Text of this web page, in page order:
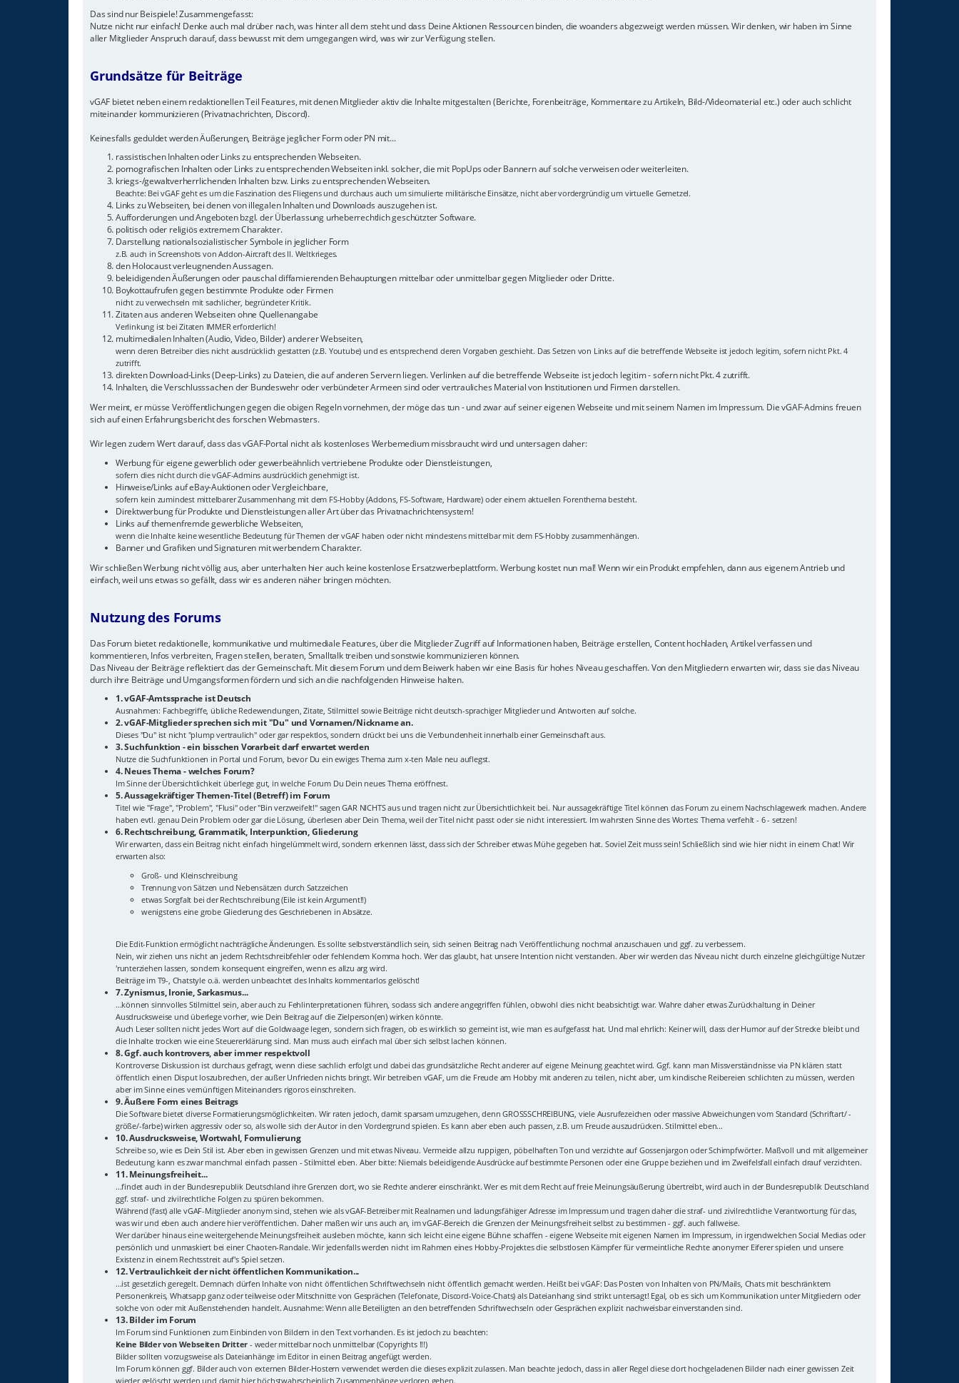
Das sind nur Beispiele! Zusammengefasst:
Nutze nicht nur einfach! Denke auch mal drüber nach, was hinter all dem steht und dass Deine Aktionen Ressourcen binden, die woanders abgezweigt werden müssen. Wir denken, wir haben im Sinne
aller Mitglieder Anspruch darauf, dass bewusst mit dem umgegangen wird, was wir zur Verfügung stellen.
Grundsätze für Beiträge
vGAF bietet neben einem redaktionellen Teil Features, mit denen Mitglieder aktiv die Inhalte mitgestalten (Berichte, Forenbeiträge, Kommentare zu Artikeln, Bild-/Videomaterial etc.) oder auch schlicht
miteinander kommunizieren (Privatnachrichten, Discord).
Keinesfalls geduldet werden Äußerungen, Beiträge jeglicher Form oder PN mit...
rassistischen Inhalten oder Links zu entsprechenden Webseiten.
pornografischen Inhalten oder Links zu entsprechenden Webseiten inkl. solcher, die mit PopUps oder Bannern auf solche verweisen oder weiterleiten.
kriegs-/gewaltverherrlichenden Inhalten bzw. Links zu entsprechenden Webseiten.
Beachte: Bei vGAF geht es um die Faszination des Fliegens und durchaus auch um simulierte militärische Einsätze, nicht aber vordergründig um virtuelle Gemetzel.
Links zu Webseiten, bei denen von illegalen Inhalten und Downloads auszugehen ist.
Aufforderungen und Angeboten bzgl. der Überlassung urheberrechtlich geschützter Software.
politisch oder religiös extremem Charakter.
Darstellung nationalsozialistischer Symbole in jeglicher Form
z.B. auch in Screenshots von Addon-Aircraft des II. Weltkrieges.
den Holocaust verleugnenden Aussagen.
beleidigenden Äußerungen oder pauschal diffamierenden Behauptungen mittelbar oder unmittelbar gegen Mitglieder oder Dritte.
Boykottaufrufen gegen bestimmte Produkte oder Firmen
nicht zu verwechseln mit sachlicher, begründeter Kritik.
Zitaten aus anderen Webseiten ohne Quellenangabe
Verlinkung ist bei Zitaten IMMER erforderlich!
multimedialen Inhalten (Audio, Video, Bilder) anderer Webseiten,
wenn deren Betreiber dies nicht ausdrücklich gestatten (z.B. Youtube) und es entsprechend deren Vorgaben geschieht. Das Setzen von Links auf die betreffende Webseite ist jedoch legitim, sofern nicht Pkt. 4
zutrifft.
direkten Download-Links (Deep-Links) zu Dateien, die auf anderen Servern liegen. Verlinken auf die betreffende Webseite ist jedoch legitim - sofern nicht Pkt. 4 zutrifft.
Inhalten, die Verschlusssachen der Bundeswehr oder verbündeter Armeen sind oder vertrauliches Material von Institutionen und Firmen darstellen.
Wer meint, er müsse Veröffentlichungen gegen die obigen Regeln vornehmen, der möge das tun - und zwar auf seiner eigenen Webseite und mit seinem Namen im Impressum. Die vGAF-Admins freuen
sich auf einen Erfahrungsbericht des forschen Webmasters.
Wir legen zudem Wert darauf, dass das vGAF-Portal nicht als kostenloses Werbemedium missbraucht wird und untersagen daher:
Werbung für eigene gewerblich oder gewerbeähnlich vertriebene Produkte oder Dienstleistungen,
sofern dies nicht durch die vGAF-Admins ausdrücklich genehmigt ist.
Hinweise/Links auf eBay-Auktionen oder Vergleichbare,
sofern kein zumindest mittelbarer Zusammenhang mit dem FS-Hobby (Addons, FS-Software, Hardware) oder einem aktuellen Forenthema besteht.
Direktwerbung für Produkte und Dienstleistungen aller Art über das Privatnachrichtensystem!
Links auf themenfremde gewerbliche Webseiten,
wenn die Inhalte keine wesentliche Bedeutung für Themen der vGAF haben oder nicht mindestens mittelbar mit dem FS-Hobby zusammenhängen.
Banner und Grafiken und Signaturen mit werbendem Charakter.
Wir schließen Werbung nicht völlig aus, aber unterhalten hier auch keine kostenlose Ersatzwerbeplattform. Werbung kostet nun mal! Wenn wir ein Produkt empfehlen, dann aus eigenem Antrieb und
einfach, weil uns etwas so gefällt, dass wir es anderen näher bringen möchten.
Nutzung des Forums
Das Forum bietet redaktionelle, kommunikative und multimediale Features, über die Mitglieder Zugriff auf Informationen haben, Beiträge erstellen, Content hochladen, Artikel verfassen und
kommentieren, Infos verbreiten, Fragen stellen, beraten, Smalltalk treiben und sonstwie kommunizieren können.
Das Niveau der Beiträge reflektiert das der Gemeinschaft. Mit diesem Forum und dem Beiwerk haben wir eine Basis für hohes Niveau geschaffen. Von den Mitgliedern erwarten wir, dass sie das Niveau
durch ihre Beiträge und Umgangsformen fördern und sich an die nachfolgenden Hinweise halten.
1. vGAF-Amtssprache ist Deutsch
Ausnahmen: Fachbegriffe, übliche Redewendungen, Zitate, Stilmittel sowie Beiträge nicht deutsch-sprachiger Mitglieder und Antworten auf solche.
2. vGAF-Mitglieder sprechen sich mit "Du" und Vornamen/Nickname an.
Dieses "Du" ist nicht "plump vertraulich" oder gar respektlos, sondern drückt bei uns die Verbundenheit innerhalb einer Gemeinschaft aus.
3. Suchfunktion - ein bisschen Vorarbeit darf erwartet werden
Nutze die Suchfunktionen in Portal und Forum, bevor Du ein ewiges Thema zum x-ten Male neu auflegst.
4. Neues Thema - welches Forum?
Im Sinne der Übersichtlichkeit überlege gut, in welche Forum Du Dein neues Thema eröffnest.
5. Aussagekräftiger Themen-Titel (Betreff) im Forum
Titel wie "Frage", "Problem", "Flusi" oder "Bin verzweifelt!" sagen GAR NICHTS aus und tragen nicht zur Übersichtlichkeit bei. Nur aussagekräftige Titel können das Forum zu einem Nachschlagewerk machen. Andere
haben evtl. genau Dein Problem oder gar die Lösung, überlesen aber Dein Thema, weil der Titel nicht passt oder sie nicht interessiert. Im wahrsten Sinne des Wortes: Thema verfehlt - 6 - setzen!
6. Rechtschreibung, Grammatik, Interpunktion, Gliederung
Wir erwarten, dass ein Beitrag nicht einfach hingelümmelt wird, sondern erkennen lässt, dass sich der Schreiber etwas Mühe gegeben hat. Soviel Zeit muss sein! Schließlich sind wie hier nicht in einem Chat! Wir
erwarten also:
Groß- und Kleinschreibung
Trennung von Sätzen und Nebensätzen durch Satzzeichen
etwas Sorgfalt bei der Rechtschreibung (Eile ist kein Argument!!)
wenigstens eine grobe Gliederung des Geschriebenen in Absätze.
Die Edit-Funktion ermöglicht nachträgliche Änderungen. Es sollte selbstverständlich sein, sich seinen Beitrag nach Veröffentlichung nochmal anzuschauen und ggf. zu verbessern.
Nein, wir ziehen uns nicht an jedem Rechtschreibfehler oder fehlendem Komma hoch. Wer das glaubt, hat unsere Intention nicht verstanden. Aber wir werden das Niveau nicht durch einzelne gleichgültige Nutzer
'runterziehen lassen, sondern konsequent eingreifen, wenn es allzu arg wird.
Beiträge im T9-, Chatstyle o.ä. werden unbeachtet des Inhalts kommentarlos gelöscht!
7. Zynismus, Ironie, Sarkasmus...
...können sinnvolles Stilmittel sein, aber auch zu Fehlinterpretationen führen, sodass sich andere angegriffen fühlen, obwohl dies nicht beabsichtigt war. Wahre daher etwas Zurückhaltung in Deiner
Ausdrucksweise und überlege vorher, wie Dein Beitrag auf die Zielperson(en) wirken könnte.
Auch Leser sollten nicht jedes Wort auf die Goldwaage legen, sondern sich fragen, ob es wirklich so gemeint ist, wie man es aufgefasst hat. Und mal ehrlich: Keiner will, dass der Humor auf der Strecke bleibt und
die Inhalte trocken wie eine Steuererklärung sind. Man muss auch einfach mal über sich selbst lachen können.
8. Ggf. auch kontrovers, aber immer respektvoll
Kontroverse Diskussion ist durchaus gefragt, wenn diese sachlich erfolgt und dabei das grundsätzliche Recht anderer auf eigene Meinung geachtet wird. Ggf. kann man Missverständnisse via PN klären statt
öffentlich einen Disput loszubrechen, der außer Unfrieden nichts bringt. Wir betreiben vGAF, um die Freude am Hobby mit anderen zu teilen, nicht aber, um kindische Reibereien schlichten zu müssen, werden
aber im Sinne eines vernünftigen Miteinanders rigoros einschreiten.
9. Äußere Form eines Beitrags
Die Software bietet diverse Formatierungsmöglichkeiten. Wir raten jedoch, damit sparsam umzugehen, denn GROSSSCHREIBUNG, viele Ausrufezeichen oder massive Abweichungen vom Standard (Schriftart/ -
größe/-farbe) wirken aggressiv oder so, als wolle sich der Autor in den Vordergrund spielen. Es kann aber eben auch passen, z.B. um Freude auszudrücken. Stilmittel eben...
10. Ausdrucksweise, Wortwahl, Formulierung
Schreibe so, wie es Dein Stil ist. Aber eben in gewissen Grenzen und mit etwas Niveau. Vermeide allzu ruppigen, pöbelhaften Ton und verzichte auf Gossenjargon oder Schimpfwörter. Maßvoll und mit allgemeiner
Bedeutung kann es zwar manchmal einfach passen - Stilmittel eben. Aber bitte: Niemals beleidigende Ausdrücke auf bestimmte Personen oder eine Gruppe beziehen und im Zweifelsfall einfach drauf verzichten.
11. Meinungsfreiheit...
...findet auch in der Bundesrepublik Deutschland ihre Grenzen dort, wo sie Rechte anderer einschränkt. Wer es mit dem Recht auf freie Meinungsäußerung übertreibt, wird auch in der Bundesrepublik Deutschland
ggf. straf- und zivilrechtliche Folgen zu spüren bekommen.
Während (fast) alle vGAF-Mitglieder anonym sind, stehen wie als vGAF-Betreiber mit Realnamen und ladungsfähiger Adresse im Impressum und tragen daher die straf- und zivilrechtliche Verantwortung für das,
was wir und eben auch andere hier veröffentlichen. Daher maßen wir uns auch an, im vGAF-Bereich die Grenzen der Meinungsfreiheit selbst zu bestimmen - ggf. auch fallweise.
Wer darüber hinaus eine weitergehende Meinungsfreiheit ausleben möchte, kann sich leicht eine eigene Bühne schaffen - eigene Webseite mit eigenen Namen im Impressum, in irgendwelchen Social Medias oder
persönlich und unmaskiert bei einer Chaoten-Randale. Wir jedenfalls werden nicht im Rahmen eines Hobby-Projektes die selbstlosen Kämpfer für vermeintliche Rechte anonymer Eiferer spielen und unsere
Existenz in einem Rechtsstreit auf's Spiel setzen.
12. Vertraulichkeit der nicht öffentlichen Kommunikation...
...ist gesetzlich geregelt. Demnach dürfen Inhalte von nicht öffentlichen Schriftwechseln nicht öffentlich gemacht werden. Heißt bei vGAF: Das Posten von Inhalten von PN/Mails, Chats mit beschränktem
Personenkreis, Whatsapp ganz oder teilweise oder Mitschnitte von Gesprächen (Telefonate, Discord-Voice-Chats) als Dateianhang sind strikt untersagt! Egal, ob es sich um Kommunikation unter Mitgliedern oder
solche von oder mit Außenstehenden handelt. Ausnahme: Wenn alle Beteiligten an den betreffenden Schriftwechseln oder Gesprächen explizit nachweisbar einverstanden sind.
13. Bilder im Forum
Im Forum sind Funktionen zum Einbinden von Bildern in den Text vorhanden. Es ist jedoch zu beachten:
Keine Bilder von Webseiten Dritter - weder mittelbar noch unmittelbar (Copyrights !!!)
Bilder sollten vorzugsweise als Dateianhänge im Editor in einen Beitrag angefügt werden.
Im Forum können ggf. Bilder auch von externen Bilder-Hostern verwendet werden die dieses explizit zulassen. Man beachte jedoch, dass in aller Regel diese dort hochgeladenen Bilder nach einer gewissen Zeit
wieder gelöscht werden und damit hier höchstwahrscheinlich Zusammenhänge verloren gehen.